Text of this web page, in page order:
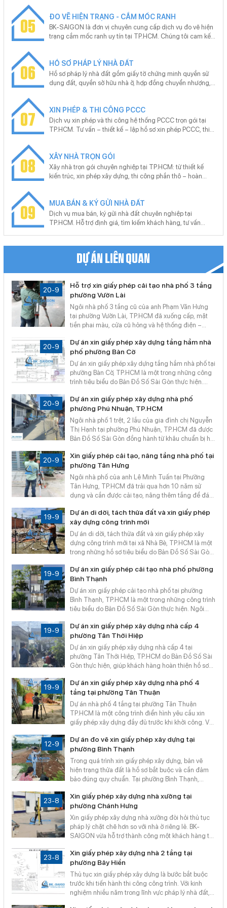
thửa, hoàn công.
05
ĐO VẼ HIỆN TRẠNG - CẮM MỐC RANH
BK-SAIGON là đơn vị chuyên cung cấp dịch vụ đo vẽ hiện
trạng cắm mốc ranh uy tín tại TP.HCM. Chúng tôi cam kết
đội ngũ kỹ sư chuyên nghiệp và trang thiết bị hiện đại, BK-
SAIGON tự hào mang đến dịch vụ chất lượng cao, đáp
ứng nhu cầu của khách hàng trong bối cảnh thị trường bất
06
HỒ SƠ PHÁP LÝ NHÀ ĐẤT
Hồ sơ pháp lý nhà đất gồm giấy tờ chứng minh quyền sử
dụng đất, quyền sở hữu nhà ở, hợp đồng chuyển nhượng,
vẽ, hoàn công, mua bán, tách thửa, hợp thửa, sang tên,
đăng ký thế chấp, tra thông tin quy hoạch.
07
XIN PHÉP & THI CÔNG PCCC
Dịch vụ xin phép và thi công hệ thống PCCC trọn gói tại
TP.HCM. Tư vấn – thiết kế – lập hồ sơ xin phép PCCC, thi
chuẩn, không phát sinh, hỗ trợ trọn gói.
08
XÂY NHÀ TRỌN GÓI
Xây nhà trọn gói chuyên nghiệp tại TP.HCM: từ thiết kế
kiến trúc, xin phép xây dựng, thi công phần thô – hoàn
báo giá theo yêu cầu từng công trình.
09
MUA BÁN & KÝ GỬI NHÀ ĐẤT
Dịch vụ mua bán, ký gửi nhà đất chuyên nghiệp tại
TP.HCM. Hỗ trợ định giá, tìm kiếm khách hàng, tư vấn
tận nơi, không phát sinh chi phí.
DỰ ÁN LIÊN QUAN
20-9
Hỗ trợ xin giấy phép cải tạo nhà phố 3 tầng
phường Vườn Lài
Ngôi nhà phố 3 tầng cũ của anh Phạm Văn Hưng
tại phường Vườn Lài, TP.HCM đã xuống cấp, mặt
tiền phai màu, cửa cũ hỏng và hệ thống điện –
diện nhưng gặp khó khăn về thủ tục pháp lý và lo
ngại vi phạm quy định xây dựng. Nhờ sự đồng
hành của Bản Đồ Số Sài Gòn, toàn bộ hồ sơ xin
phép sửa chữa, cải tạo được hoàn thiện nhanh
chóng và hợp pháp, giúp công trình triển khai đúng
20-9
Dự án xin giấy phép xây dựng tầng hầm nhà
phố phường Bàn Cờ
Dự án xin giấy phép xây dựng tầng hầm nhà phố tại
phường Bàn Cờ, TP.HCM là một trong những công
trình tiêu biểu do Bản Đồ Số Sài Gòn thực hiện.
đại, tối ưu diện tích sử dụng và tiện ích để xe cho
gia đình. Chúng tôi đã đồng hành hoàn thiện toàn
bộ thủ tục pháp lý, giúp công trình được triển khai
nhanh chóng, hợp pháp và an toàn.
20-9
Dự án xin giấy phép xây dựng nhà phố
phường Phú Nhuận, TP.HCM
Ngôi nhà phố 1 trệt, 2 lầu của gia đình chị Nguyễn
Thị Hạnh tại phường Phú Nhuận, TP.HCM đã được
Bản Đồ Số Sài Gòn đồng hành từ khâu chuẩn bị hồ
hàng hoàn thiện thủ tục nhanh chóng, đầy đủ pháp
lý, đảm bảo công trình triển khai an toàn và hợp
pháp. Đây là minh chứng cho giải pháp trọn gói,
tiết kiệm thời gian nhưng vẫn tuân thủ mọi quy định
của pháp luật.
20-9
Xin giấy phép cải tạo, nâng tầng nhà phố tại
phường Tân Hưng
Ngôi nhà phố của anh Lê Minh Tuấn tại Phường
Tân Hưng, TP.HCM đã trải qua hơn 10 năm sử
dụng và cần được cải tạo, nâng thêm tầng để đáp
Gòn đã đồng hành, hỗ trợ anh hoàn tất thủ tục xin
giấy phép cải tạo – nâng tầng, giúp công trình vừa
đẹp hơn, tiện nghi hơn, vừa hợp pháp và an toàn.
Dự án là minh chứng cho giải pháp pháp lý nhanh
gọn, tiết kiệm thời gian nhưng vẫn đầy đủ quy định.
19-9
Dự án di dời, tách thửa đất và xin giấy phép
xây dựng công trình mới
Dự án di dời, tách thửa đất và xin giấy phép xây
dựng công trình mới tại xã Nhà Bè, TP.HCM là một
trong những hồ sơ tiêu biểu do Bản Đồ Số Sài Gòn
con và xây nhà ở riêng lẻ, khách hàng cần xử lý
đồng thời thủ tục tách thửa và xin phép xây dựng.
Nhờ kinh nghiệm và quy trình chuyên nghiệp,
chúng tôi đã giúp khách hàng hoàn tất hồ sơ
nhanh chóng, đúng quy định pháp luật.
19-9
Dự án xin giấy phép cải tạo nhà phố phường
Bình Thạnh
Dự án xin giấy phép cải tạo nhà phố tại phường
Bình Thạnh, TP.HCM là một trong những công trình
tiêu biểu do Bản Đồ Số Sài Gòn thực hiện. Ngôi
tiền, sửa mái che và bố trí lại không gian bên trong
để phù hợp nhu cầu sinh hoạt. Chúng tôi đã hỗ trợ
chủ đầu tư hoàn tất thủ tục xin phép nhanh chóng,
đúng quy định, giúp công trình cải tạo được triển
khai thuận lợi.
19-9
Dự án xin giấy phép xây dựng nhà cấp 4
phường Tân Thới Hiệp
Dự án xin giấy phép xây dựng nhà cấp 4 tại
phường Tân Thới Hiệp, TP.HCM do Bản Đồ Số Sài
Gòn thực hiện, giúp khách hàng hoàn thiện hồ sơ
yêu cầu khởi công nhanh, chúng tôi đã tư vấn, đo
vẽ và nộp hồ sơ trọn gói, đảm bảo công trình được
triển khai hợp pháp, đúng tiến độ. Cùng khám phá
chi tiết quá trình thực hiện dự án này.
19-9
Dự án xin giấy phép xây dựng nhà phố 4
tầng tại phường Tân Thuận
Dự án nhà phố 4 tầng tại phường Tân Thuận
TP.HCM là một công trình điển hình yêu cầu xin
giấy phép xây dựng đầy đủ trước khi khởi công. Với
nhiều yêu cầu về quy hoạch, khoảng lùi và chiều
cao công trình. Bản Đồ Số Sài Gòn đã hỗ trợ chủ
đầu tư hoàn thiện hồ sơ nhanh chóng, chính xác và
hợp pháp. Hãy cùng tìm hiểu chi tiết quá trình thực
hiện dự án này.
12-9
Dự án đo vẽ xin giấy phép xây dựng tại
phường Bình Thạnh
Trong quá trình xin giấy phép xây dựng, bản vẽ
hiện trạng thửa đất là hồ sơ bắt buộc và cần đảm
bảo đúng quy chuẩn. Tại phường Bình Thạnh,
vẽ cho khách hàng với độ chính xác cao, hỗ trợ nộp
hồ sơ thuận lợi. Đây là giải pháp giúp chủ đầu tư an
tâm khởi công công trình hợp pháp, tiết kiệm thời
gian và chi phí.
23-8
Xin giấy phép xây dựng nhà xưởng tại
phường Chánh Hưng
Xin giấy phép xây dựng nhà xưởng đòi hỏi thủ tục
pháp lý chặt chẽ hơn so với nhà ở riêng lẻ. BK-
SAIGON vừa hỗ trợ thành công một khách hàng tại
xin giấy phép xây dựng nhà xưởng sản xuất, giúp
doanh nghiệp sớm đi vào hoạt động.
23-8
Xin giấy phép xây dựng nhà 2 tầng tại
phường Bảy Hiền
Thủ tục xin giấy phép xây dựng là bước bắt buộc
trước khi tiến hành thi công công trình. Với kinh
nghiệm nhiều năm trong lĩnh vực pháp lý nhà đất,